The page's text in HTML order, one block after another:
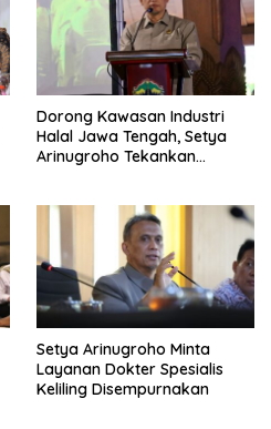
Dorong Kawasan Industri
Halal Jawa Tengah, Setya
Arinugroho Tekankan
Setya Arinugroho Minta
Layanan Dokter Spesialis
Keliling Disempurnakan